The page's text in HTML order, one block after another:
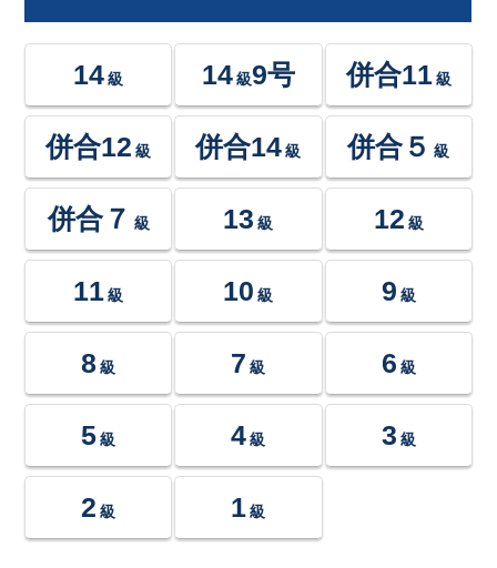
14 級 14級9号 併合11 級
併合12 級 併合14 級 併合５ 級
併合７ 級 13 級 12 級
11 級 10 級 9 級
8 級 7 級 6 級
5 級 4 級 3 級
2 級 1 級